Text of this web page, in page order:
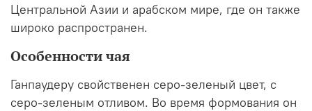
Центральной Азии и арабском мире, где он также
широко распространен.
Особенности чая
Ганпаудеру свойственен серо-зеленый цвет, с
серо-зеленым отливом. Во время формования он